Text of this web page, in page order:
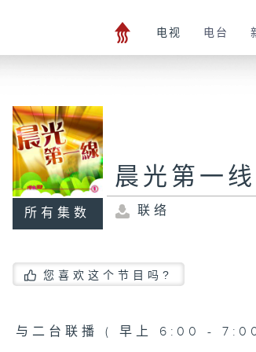
电视 电台
所有集数
晨光第一
联络
您喜欢这个节目吗?
与二台联播 ( 早上 6:00 -